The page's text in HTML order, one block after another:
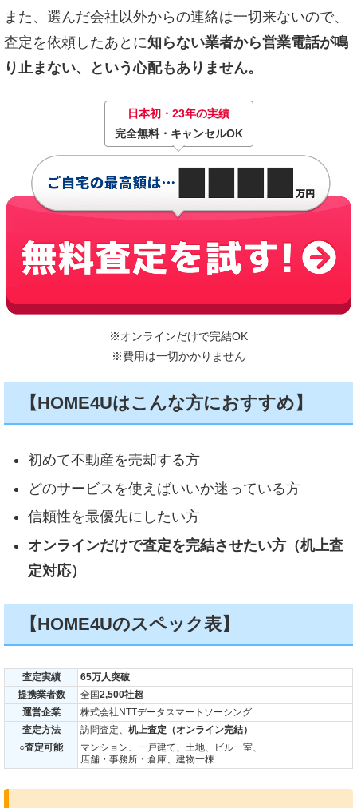
また、選んだ会社以外からの連絡は一切来ないので、
査定を依頼したあとに知らない業者から営業電話が鳴
り止まない、という心配もありません。
日本初・23年の実績
完全無料・キャンセルOK
※オンラインだけで完結OK
※費用は一切かかりません
【HOME4Uはこんな方におすすめ】
初めて不動産を売却する方
どのサービスを使えばいいか迷っている方
信頼性を最優先にしたい方
オンラインだけで査定を完結させたい方（机上査
定対応）
【HOME4Uのスペック表】
査定実績
65万人突破
提携業者数
全国2,500社超
運営企業
株式会社NTTデータスマートソーシング
査定方法
訪問査定、 机上査定（オンライン完結）
○査定可能
マンション、一戸建て、土地、ビル一室、
店舗・事務所・倉庫、建物一棟